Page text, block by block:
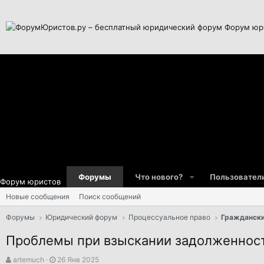
Форум
Форум юристов Форумы Что нового?
Новые сообщения Поиск сообщений
Форумы Юридический форум Процессуальное право
Проблемы при взыскании
А
artemuch
Д
26 Янв 2025